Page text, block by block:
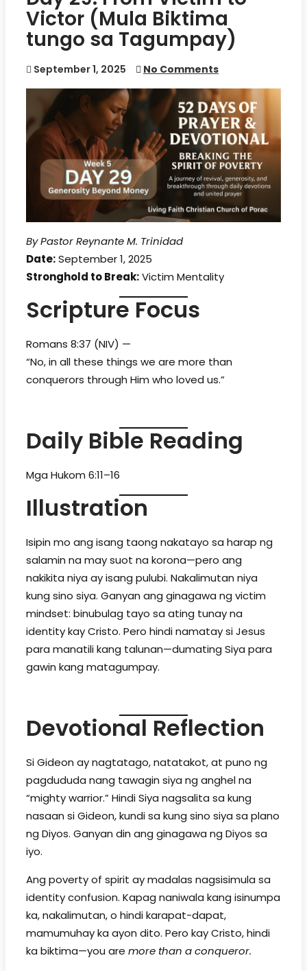
Victor (Mula Biktima
tungo sa Tagumpay)
September 1, 2025 No Comments
By Pastor Reynante M. Trinidad
Date:September 1, 2025
Stronghold to Break:Victim Mentality
Scripture Focus
Romans 8:37 (NIV) —
“No, in all these things we are more than
conquerors through Him who loved us.”
Daily Bible Reading
Mga Hukom 6:11–16
Illustration
Isipin mo ang isang taong nakatayo sa harap ng
salamin na may suot na korona—pero ang
nakikita niya ay isang pulubi. Nakalimutan niya
kung sino siya. Ganyan ang ginagawa ng victim
mindset: binubulag tayo sa ating tunay na
identity kay Cristo. Pero hindi namatay si Jesus
para manatili kang talunan—dumating Siya para
gawin kang matagumpay.
Devotional Reflection
Si Gideon ay nagtatago, natatakot, at puno ng
pagdududa nang tawagin siya ng anghel na
“mighty warrior.” Hindi Siya nagsalita sa kung
nasaan si Gideon, kundi sa kung sino siya sa plano
ng Diyos. Ganyan din ang ginagawa ng Diyos sa
iyo.
Ang poverty of spirit ay madalas nagsisimula sa
identity confusion. Kapag naniwala kang isinumpa
ka, nakalimutan, o hindi karapat-dapat,
mamumuhay ka ayon dito. Pero kay Cristo, hindi
ka biktima—you are more than a conqueror.